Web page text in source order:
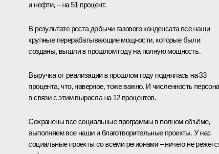
и нефти, – на 51 процент.
В результате роста добычи газового конденсата все наши
крупные перерабатывающие мощности, которые были
созданы, вышли в прошлом году на полную мощность.
Выручка от реализации в прошлом году поднялась на 33
процента, что, наверное, тоже важно. И численность
в связи с этим выросла на 12 процентов.
Сохранены все социальные программы в полном объёме,
выполняем все наши и благотворительные проекты. У нас
социальные проекты со всеми регионами – ничего не